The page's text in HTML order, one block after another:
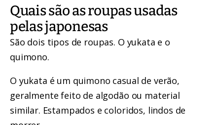
Quais são as roupas usadas
pelas japonesas
São dois tipos de roupas. O yukata e o
quimono.
O yukata é um quimono casual de verão,
geralmente feito de algodão ou material
similar. Estampados e coloridos, lindos de